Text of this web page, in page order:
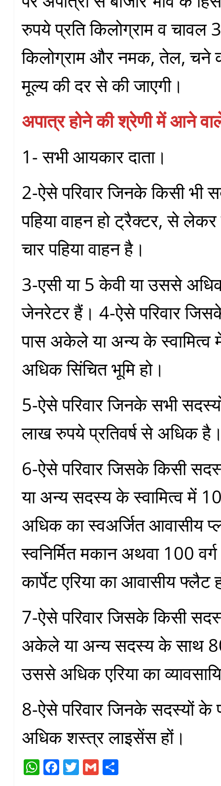
रुपये प्रति किलोग्राम व चावल
किलोग्राम और नमक, तेल, चने
मूल्य की दर से की जाएगी।
अपात्र होने की श्रेणी में आने
1- सभी आयकार दाता।
2-ऐसे परिवार जिनके किसी भी
पहिया वाहन हो ट्रैक्टर, से
चार पहिया वाहन है।
3-एसी या 5 केवी या उससे
जेनरेटर हैं। 4-ऐसे परिवार
पास अकेले या अन्य के
अधिक सिंचित भूमि हो।
5-ऐसे परिवार जिनके सभी
लाख रुपये प्रतिवर्ष से अधिक
6-ऐसे परिवार जिसके किसी
या अन्य सदस्य के स्वामित्व में
अधिक का स्वअर्जित आवासीय
स्वनिर्मित मकान अथवा 100
कार्पेट एरिया का आवासीय फ्लैट
7-ऐसे परिवार जिसके किसी
अकेले या अन्य सदस्य के साथ 80
उससे अधिक एरिया का
8-ऐसे परिवार जिनके सदस्यों
अधिक शस्त्र लाइसेंस हों।
W Fa T
G